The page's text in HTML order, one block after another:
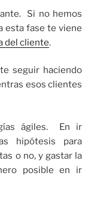
Si no hemos
esta fase te viene
del cliente.
seguir haciendo
esos clientes
ágiles. En ir
hipótesis para
o no, y gastar la
posible en ir